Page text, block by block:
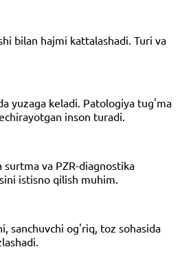
bilan hajmi kattalashadi. Turi va
yuzaga keladi. Patologiya tug'ma
inson turadi.
va PZR-diagnostika
istisno qilish muhim.
sanchuvchi og'riq, toz sohasida